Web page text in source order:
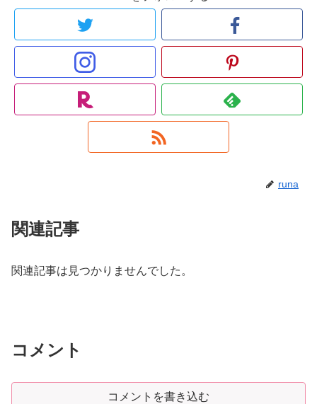
runa
関連記事
関連記事は見つかりませんでした。
コメント
コメントを書き込む